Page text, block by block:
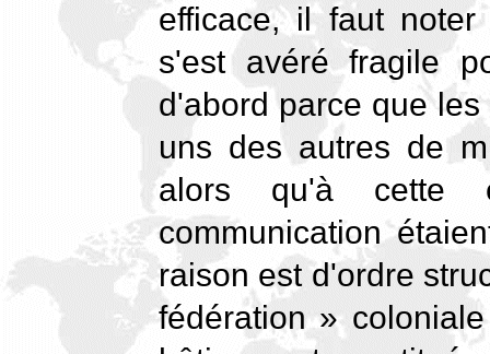
efficace, il faut
s'est avéré fragile
d'abord parce que
uns des autres de
alors qu'à cette
communication
raison est d'ordre
fédération »